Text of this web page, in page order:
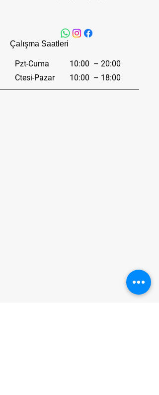
Çalışma Saatleri
Pzt-Cuma
Ctesi-Pazar
10:00 – 20:00
10:00 – 18:00